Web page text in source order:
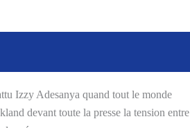
Izzy Adesanya quand tout le monde
devant toute la presse la tension entre